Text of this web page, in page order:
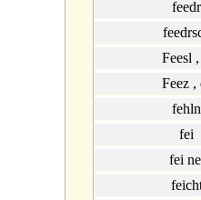
feedr
Feesl
Feez ,
fehln
fei
fei